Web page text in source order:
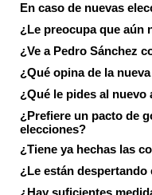
En caso de nuevas
¿Le preocupa que aún
¿Ve a Pedro Sánchez
¿Qué opina de la
¿Qué le pides al nuevo
¿Prefiere un pacto de
elecciones?
¿Tiene ya hechas las
¿Le están
¿Hay suficientes